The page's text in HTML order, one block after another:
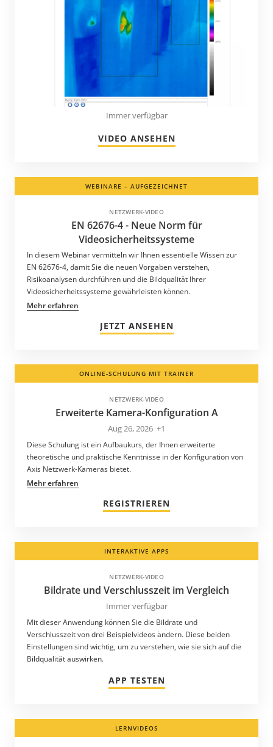
Immer verfügbar
VIDEO ANSEHEN
WEBINARE – AUFGEZEICHNET
NETZWERK-VIDEO
EN 62676-4 - Neue Norm für
Videosicherheitssysteme
In diesem Webinar vermitteln wir Ihnen essentielle Wissen zur
EN 62676-4, damit Sie die neuen Vorgaben verstehen,
Risikoanalysen durchführen und die Bildqualität Ihrer
Videosicherheitssysteme gewährleisten können.
Mehr erfahren
JETZT ANSEHEN
ONLINE-SCHULUNG MIT TRAINER
NETZWERK-VIDEO
Erweiterte Kamera-Konfiguration A
Aug 26, 2026 +1
Diese Schulung ist ein Aufbaukurs, der Ihnen erweiterte
theoretische und praktische Kenntnisse in der Konfiguration von
Axis Netzwerk-Kameras bietet.
Mehr erfahren
REGISTRIEREN
INTERAKTIVE APPS
NETZWERK-VIDEO
Bildrate und Verschlusszeit im Vergleich
Immer verfügbar
Mit dieser Anwendung können Sie die Bildrate und
Verschlusszeit von drei Beispielvideos ändern. Diese beiden
Einstellungen sind wichtig, um zu verstehen, wie sie sich auf die
Bildqualität auswirken.
APP TESTEN
LERNVIDEOS